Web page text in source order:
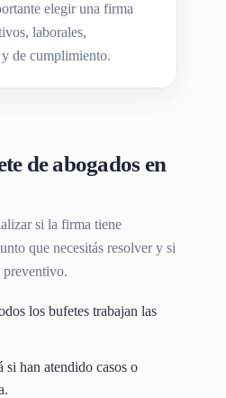
elegir una firma
laborales,
de cumplimiento.
de abogados en
si la firma tiene
que necesitás resolver y si
preventivo.
los bufetes trabajan las
si han atendido casos o